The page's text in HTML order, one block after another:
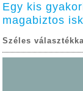
Egy kis
magabiztos
Széles